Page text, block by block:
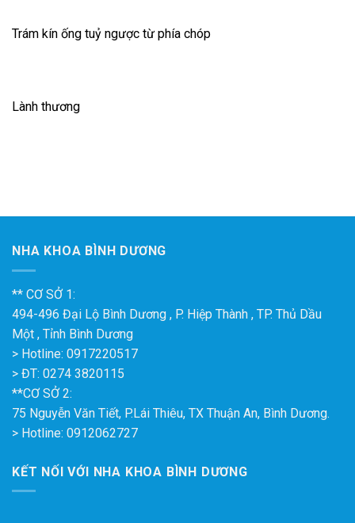
Trám kín ống tuỷ ngược từ phía chóp
Lành thương
NHA KHOA BÌNH DƯƠNG
** CƠ SỞ 1:
494-496 Đại Lộ Bình Dương , P. Hiệp Thành , TP. Thủ Dầu
Một , Tỉnh Bình Dương
> Hotline: 0917220517
> ĐT: 0274 3820115
**CƠ SỞ 2:
75 Nguyễn Văn Tiết, P.Lái Thiêu, TX Thuận An, Bình Dương.
> Hotline: 0912062727
KẾT NỐI VỚI NHA KHOA BÌNH DƯƠNG